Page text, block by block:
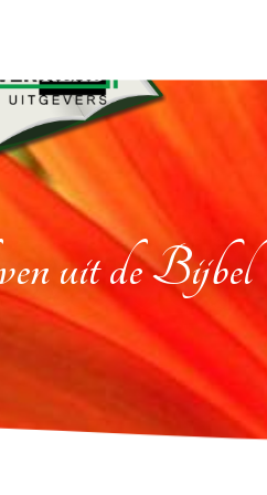
uit de Bijbel